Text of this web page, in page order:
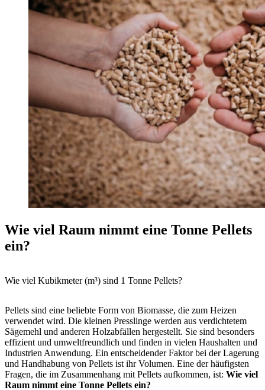
Wie viel Raum nimmt eine Tonne Pellets
ein?
Wie viel Kubikmeter (m³) sind 1 Tonne Pellets?
Pellets sind eine beliebte Form von Biomasse, die zum Heizen
verwendet wird. Die kleinen Presslinge werden aus verdichtetem
Sägemehl und anderen Holzabfällen hergestellt. Sie sind besonders
effizient und umweltfreundlich und finden in vielen Haushalten und
Industrien Anwendung. Ein entscheidender Faktor bei der Lagerung
und Handhabung von Pellets ist ihr Volumen. Eine der häufigsten
Fragen, die im Zusammenhang mit Pellets aufkommen, ist: Wie viel
Raum nimmt eine Tonne Pellets ein?